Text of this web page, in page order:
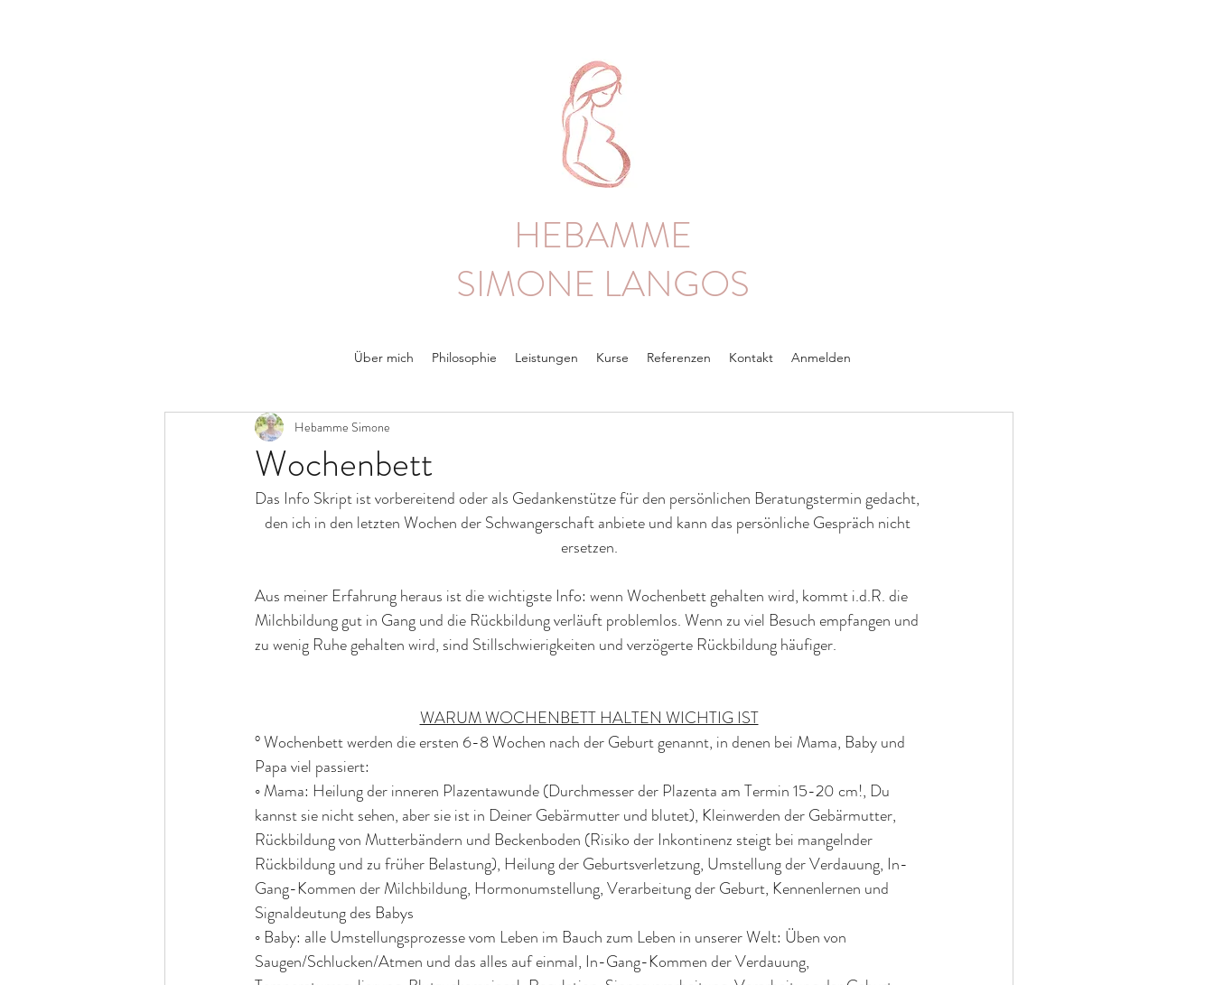
HEBAMME
SIMONE LANGOS
Über mich Philosophie Leistungen Kurse Referenzen Kontakt Anmelden
Wochenbett
Hebamme Simone
Das Info Skript ist vorbereitend oder als Gedankenstütze für den persönlichen Beratungstermin gedacht,
den ich in den letzten Wochen der Schwangerschaft anbiete und kann das persönliche Gespräch nicht
ersetzen.
Aus meiner Erfahrung heraus ist die wichtigste Info: wenn Wochenbett gehalten wird, kommt i.d.R. die
Milchbildung gut in Gang und die Rückbildung verläuft problemlos. Wenn zu viel Besuch empfangen und
zu wenig Ruhe gehalten wird, sind Stillschwierigkeiten und verzögerte Rückbildung häufiger.
WARUM WOCHENBETT HALTEN WICHTIG IST
° Wochenbett werden die ersten 6-8 Wochen nach der Geburt genannt, in denen bei Mama, Baby und
Papa viel passiert:
◦ Mama: Heilung der inneren Plazentawunde (Durchmesser der Plazenta am Termin 15-20 cm!, Du
kannst sie nicht sehen, aber sie ist in Deiner Gebärmutter und blutet), Kleinwerden der Gebärmutter,
Rückbildung von Mutterbändern und Beckenboden (Risiko der Inkontinenz steigt bei mangelnder
Rückbildung und zu früher Belastung), Heilung der Geburtsverletzung, Umstellung der Verdauung, In-
Gang-Kommen der Milchbildung, Hormonumstellung, Verarbeitung der Geburt, Kennenlernen und
Signaldeutung des Babys
◦ Baby: alle Umstellungsprozesse vom Leben im Bauch zum Leben in unserer Welt: Üben von
Saugen/Schlucken/Atmen und das alles auf einmal, In-Gang-Kommen der Verdauung,